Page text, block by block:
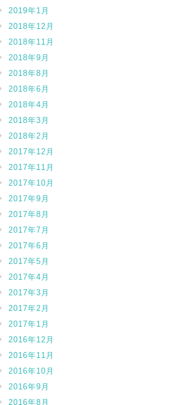
2019年1月
2018年12月
2018年11月
2018年9月
2018年8月
2018年6月
2018年4月
2018年3月
2018年2月
2017年12月
2017年11月
2017年10月
2017年9月
2017年8月
2017年7月
2017年6月
2017年5月
2017年4月
2017年3月
2017年2月
2017年1月
2016年12月
2016年11月
2016年10月
2016年9月
2016年8月